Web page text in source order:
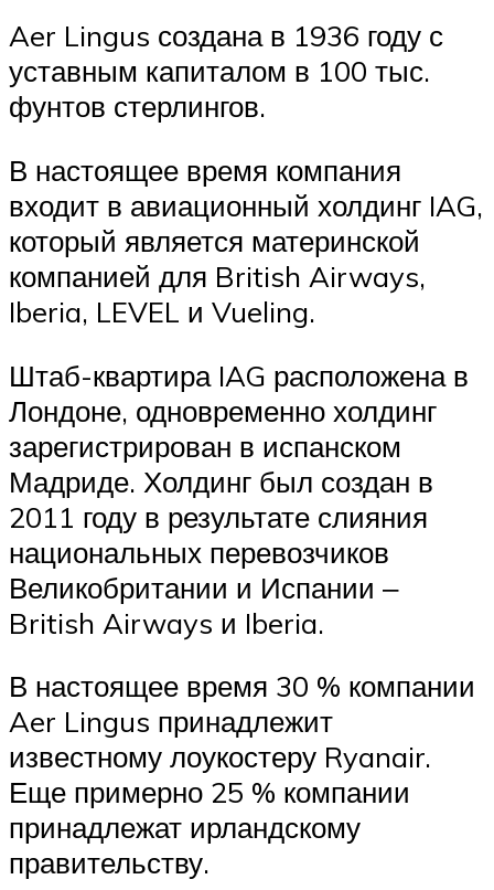
Aer Lingus создана в 1936 году с
уставным капиталом в 100 тыс.
фунтов стерлингов.
В настоящее время компания
входит в авиационный холдинг IAG,
который является материнской
компанией для British Airways,
Iberia, LEVEL и Vueling.
Штаб-квартира IAG расположена в
Лондоне, одновременно холдинг
зарегистрирован в испанском
Мадриде. Холдинг был создан в
2011 году в результате слияния
национальных перевозчиков
Великобритании и Испании ‒
British Airways и Iberia.
В настоящее время 30 % компании
Aer Lingus принадлежит
известному лоукостеру Ryanair.
Еще примерно 25 % компании
принадлежат ирландскому
правительству.